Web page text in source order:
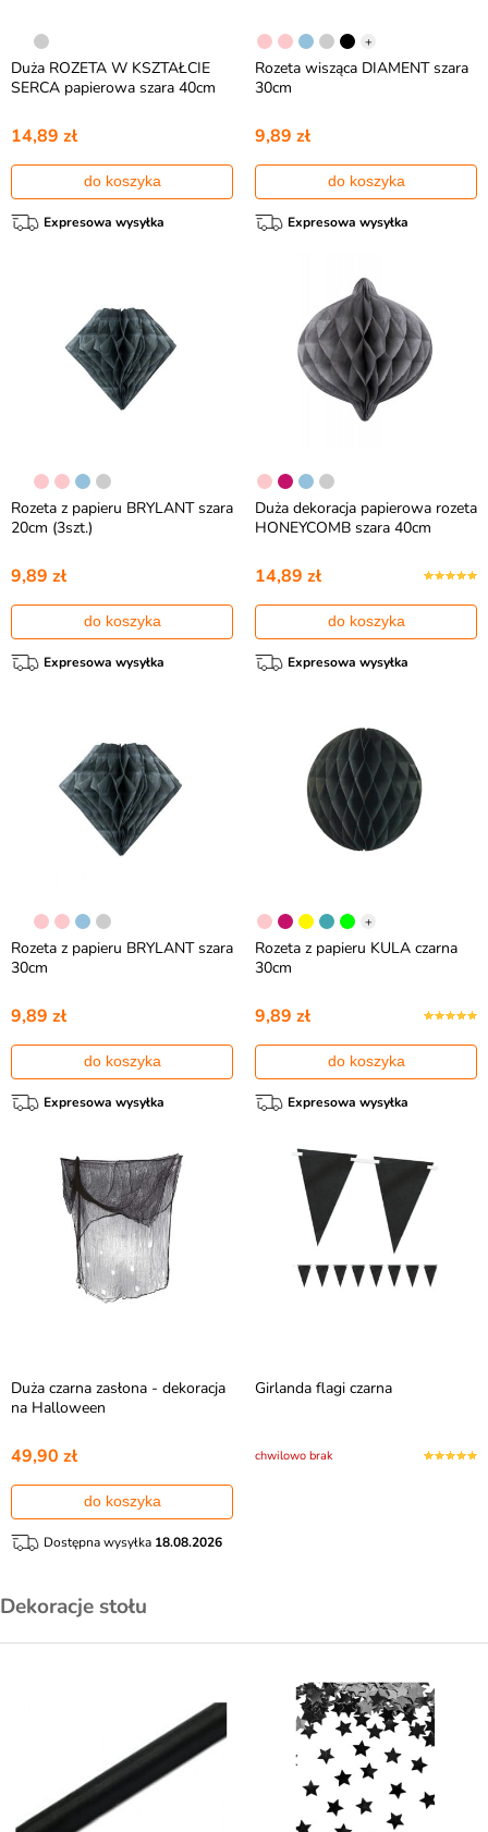
Duża ROZETA W KSZTAŁCIE
SERCA papierowa szara 40cm
14,89 zł
do koszyka
Expresowa wysyłka
+
Rozeta wisząca DIAMENT szara
30cm
9,89 zł
do koszyka
Expresowa wysyłka
Rozeta z papieru BRYLANT szara
20cm (3szt.)
9,89 zł
do koszyka
Expresowa wysyłka
Duża dekoracja papierowa rozeta
HONEYCOMB szara 40cm
14,89 zł
do koszyka
Expresowa wysyłka
Rozeta z papieru BRYLANT szara
30cm
9,89 zł
do koszyka
Expresowa wysyłka
+
Rozeta z papieru KULA czarna
30cm
9,89 zł
do koszyka
Expresowa wysyłka
Duża czarna zasłona - dekoracja
na Halloween
49,90 zł
do koszyka
Dostępna wysyłka 18.08.2026
Girlanda flagi czarna
chwilowo brak
Dekoracje stołu